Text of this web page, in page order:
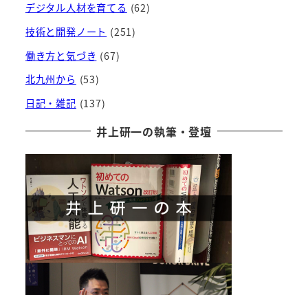
デジタル人材を育てる (62)
技術と開発ノート (251)
働き方と気づき (67)
北九州から (53)
日記・雑記 (137)
井上研一の執筆・登壇